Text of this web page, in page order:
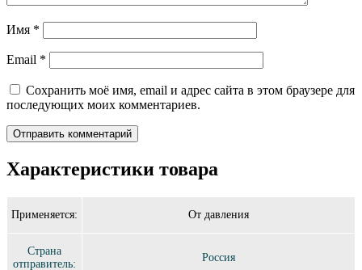
Имя *
Email *
Сохранить моё имя, email и адрес сайта в этом браузере для
последующих моих комментариев.
Характеристики товара
Применяется: От давления
Страна
отправитель:
Россия